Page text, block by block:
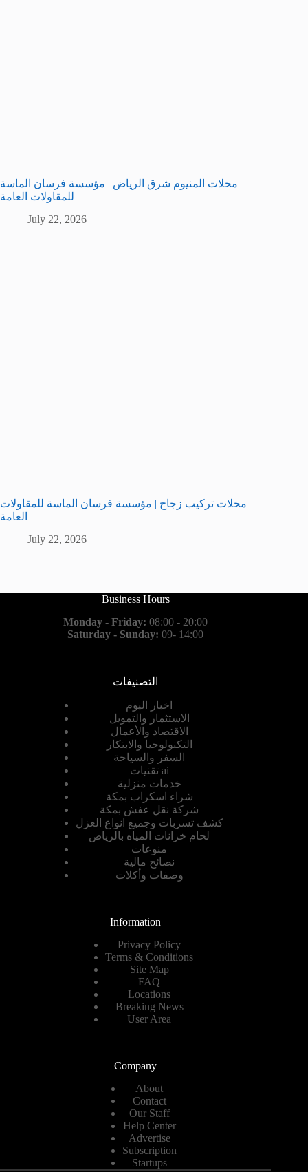
محلات المنيوم شرق الرياض | مؤسسة فرسان الماسة
للمقاولات العامة
July 22, 2026
محلات تركيب زجاج | مؤسسة فرسان الماسة للمقاولات
العامة
July 22, 2026
Business Hours
Monday - Friday: 08:00 - 20:00
Saturday - Sunday: 09- 14:00
التصنيفات
اخبار اليوم
الاستثمار والتمويل
الاقتصاد والأعمال
التكنولوجيا والابتكار
السفر والسياحة
تقنيات ai
خدمات منزلية
شراء اسكراب بمكة
شركة نقل عفش بمكة
كشف تسربات وجميع انواع العزل
لحام خزانات المياه بالرياض
منوعات
نصائح مالية
وصفات وأكلات
Information
Privacy Policy
Terms & Conditions
Site Map
FAQ
Locations
Breaking News
User Area
Company
About
Contact
Our Staff
Help Center
Advertise
Subscription
Startups